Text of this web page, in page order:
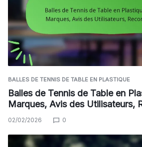
BALLES DE TENNIS DE TABLE EN PLASTIQUE
Balles de Tennis de Table en
Marques, Avis des Utilisateurs,
02/02/2026 0